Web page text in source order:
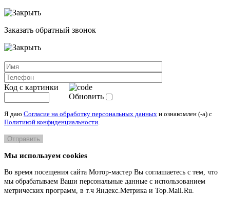
Заказать обратный звонок
Код с картинки
Обновить
Я даю Согласие на обработку персональных данных и ознакомлен (-а) c
Политикой конфиденциальности.
Мы используем cookies
Во время посещения сайта Мотор-мастер Вы соглашаетесь с тем, что
мы обрабатываем Ваши персональные данные с использованием
метрических программ, в т.ч Яндекс.Метрика и Top.Mail.Ru.